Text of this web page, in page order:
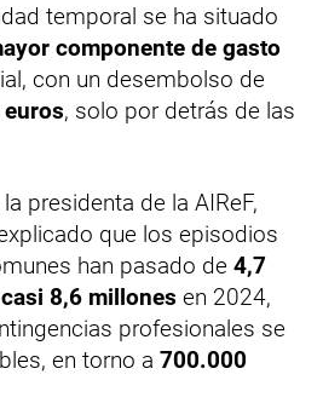
temporal se ha situado
componente de gasto
con un desembolso de
, solo por detrás de las
presidenta de la AIReF,
que los episodios
han pasado de 4,7
casi 8,6 millones en 2024,
profesionales se
en torno a 700.000